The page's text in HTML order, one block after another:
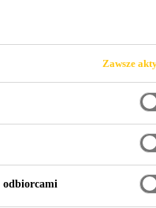
monomerycznego
jest specjalnie
Zapewnia
zakresu
w temperaturze
Zawsze
odbiorcami